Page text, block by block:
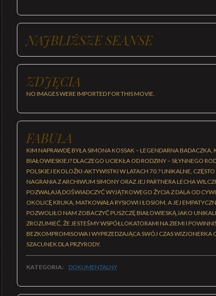
NAJBLIŻSZE SEANSE
ZDJĘCIA
NO IMAGES WERE IMPORTED FOR THIS MOVIE.
FABUŁA
KIM NAPRAWDĘ BYŁA SIMONA KOSSAK – LEGENDARNA
BIAŁOWIESKIEJ? DLACZEGO UCIEKŁA OD RODZINY – SŁYNNEGO
POLSKIEJ EKOLOŻKI-AKTYWISTKI W LATACH 70.? UNIKALNE,
NAGRANIA Z ARCHIWUM SIMONY ORAZ JEJ PARTNERA LECHA
POZWALAJĄ DOŚWIADCZYĆ WYJĄTKOWEGO ŻYCIA Z DALA OD
OKOLICĘ KRUKA, MATKOWAŁA RYSIOWI I ŁOSIOM, A JEJ
POZWOLIŁO NAM ZOBACZYĆ PUSZCZĘ BIAŁOWIESKĄ JAKO
ZROZUMIEĆ, ŻE JESTEŚMY WSPÓŁLOKATORAMI NA ZIEMI I
BEZKOMPROMISOWA I WYPRZEDZAJĄCA SWÓJ CZAS
SZACUNEK DLA PRZYRODY.
KATEGORIA: DOKUMENTALNY